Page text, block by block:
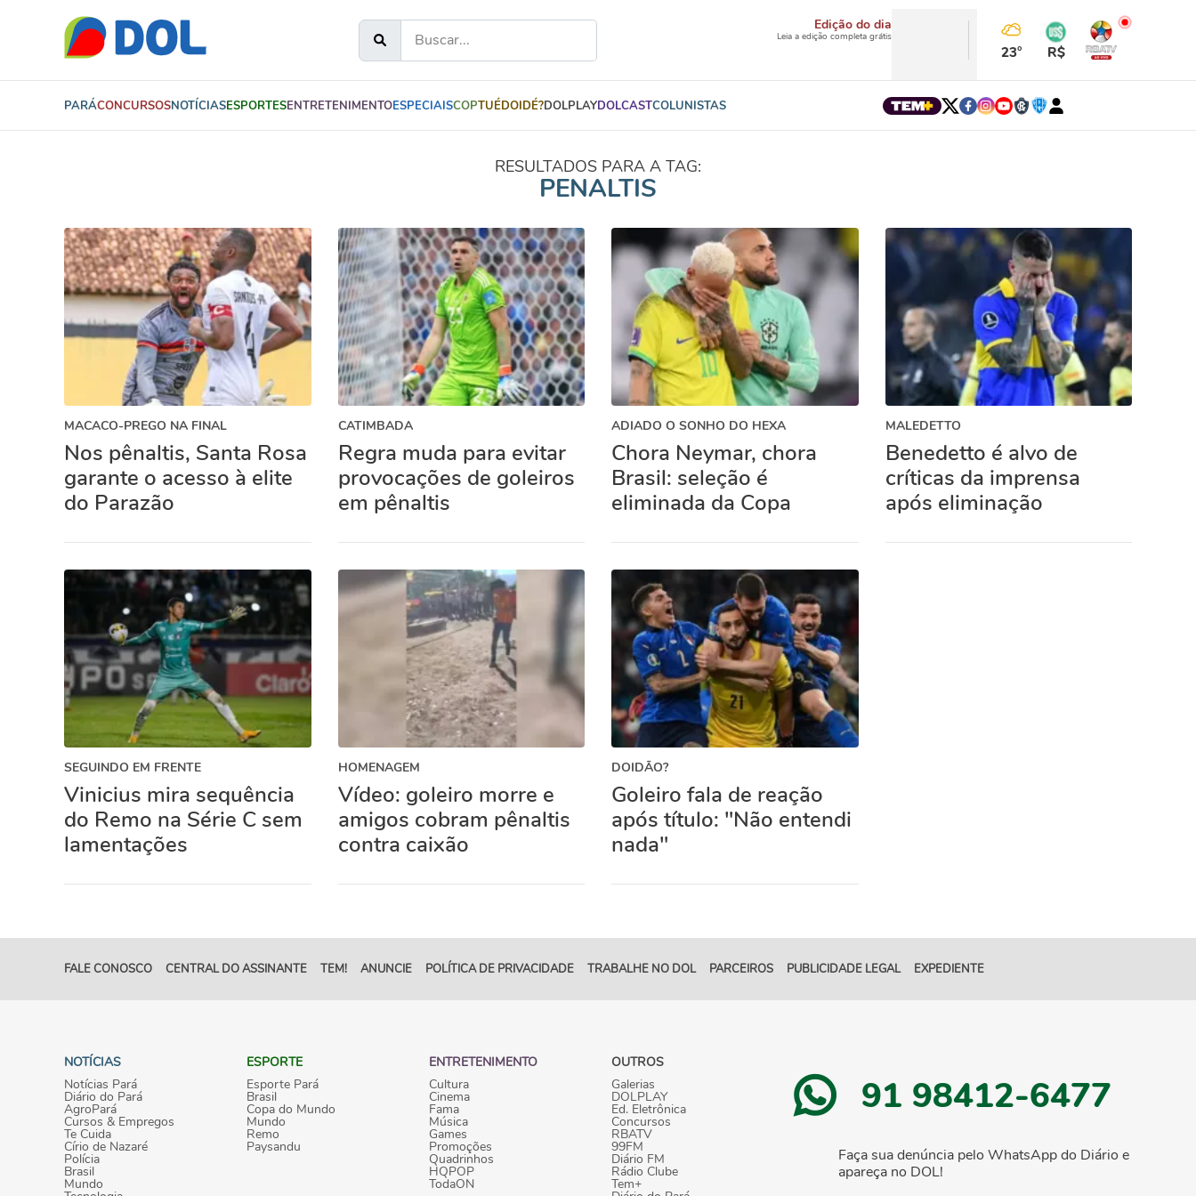
Edição do dia
Leia a edição completa grátis
23° R$
PARÁCONCURSOSNOTÍCIASESPORTESENTRETENIMENTOESPECIAISCOPTUÉDOIDÉ?DOLPLAYDOLCASTCOLUNISTAS
RESULTADOS PARA A TAG:
PENALTIS
MACACO-PREGO NA FINAL
Nos pênaltis, Santa Rosa
garante o acesso à elite
do Parazão
CATIMBADA
Regra muda para evitar
provocações de goleiros
em pênaltis
ADIADO O SONHO DO HEXA
Chora Neymar, chora
Brasil: seleção é
eliminada da Copa
MALEDETTO
Benedetto é alvo de
críticas da imprensa
após eliminação
SEGUINDO EM FRENTE
Vinicius mira sequência
do Remo na Série C sem
lamentações
HOMENAGEM
Vídeo: goleiro morre e
amigos cobram pênaltis
contra caixão
DOIDÃO?
Goleiro fala de reação
após título: "Não entendi
nada"
FALE CONOSCO CENTRAL DO ASSINANTE TEM! ANUNCIE POLÍTICA DE PRIVACIDADE TRABALHE NO DOL PARCEIROS PUBLICIDADE LEGAL EXPEDIENTE
NOTÍCIAS
Notícias Pará
Diário do Pará
AgroPará
Cursos & Empregos
Te Cuida
Círio de Nazaré
Polícia
Brasil
Mundo
ESPORTE
Esporte Pará
Brasil
Copa do Mundo
Mundo
Remo
Paysandu
ENTRETENIMENTO
Cultura
Cinema
Fama
Música
Games
Promoções
Quadrinhos
HQPOP
TodaON
OUTROS
Galerias
DOLPLAY
Ed. Eletrônica
Concursos
RBATV
99FM
Diário FM
Rádio Clube
Tem+
91 98412-6477
Faça sua denúncia pelo WhatsApp do Diário e
apareça no DOL!